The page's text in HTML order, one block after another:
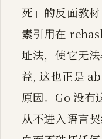
死」的反面教
素引用在
址法，使它无
益, 这也正是
原因。Go 没有
从不进入语言